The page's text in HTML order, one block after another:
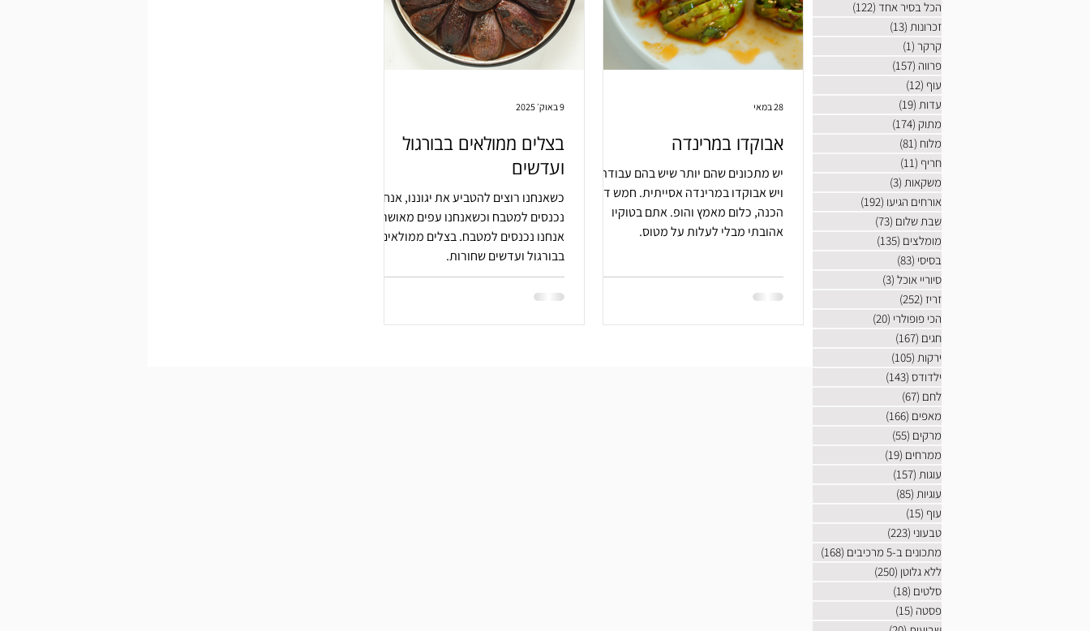
אבוקדו במרינדה
יש מתכונים שהם יותר שיש בהם עבודה
ויש אבוקדו במרינדה אסייתית. חמש דקות
הכנה, כלום מאמץ והופ. אתם בטוקיו
אהובתי מבלי לעלות על מטוס.
28 במאי
בצלים ממולאים בבורגול
ועדשים
כשאנחנו רוצים להטביע את יגוננו, אנחנו
נכנסים למטבח וכשאנחנו עפים מאושר,
אנחנו נכנסים למטבח. בצלים ממולאים
בבורגול ועדשים שחורות.
9 באוק׳ 2025
הכל בסיר אחד (122)
זכרונות (13)
קרקר (1)
פרווה (157)
עוף (12)
עדות (19)
מתוק (174)
מלוח (81)
חריף (11)
משקאות (3)
אורחים הגיעו (192)
שבת שלום (73)
מומלצים (135)
בסיסי (83)
סיוריי אוכל (3)
זריז (252)
הכי פופולרי (20)
חגים (167)
ירקות (105)
ילדודס (143)
לחם (67)
מאפים (166)
מרקים (55)
ממרחים (19)
עוגות (157)
עוגיות (85)
עוף (15)
טבעוני (223)
מתכונים ב-5 מרכיבים
(168)
ללא גלוטן (250)
סלטים (18)
פסטה (15)